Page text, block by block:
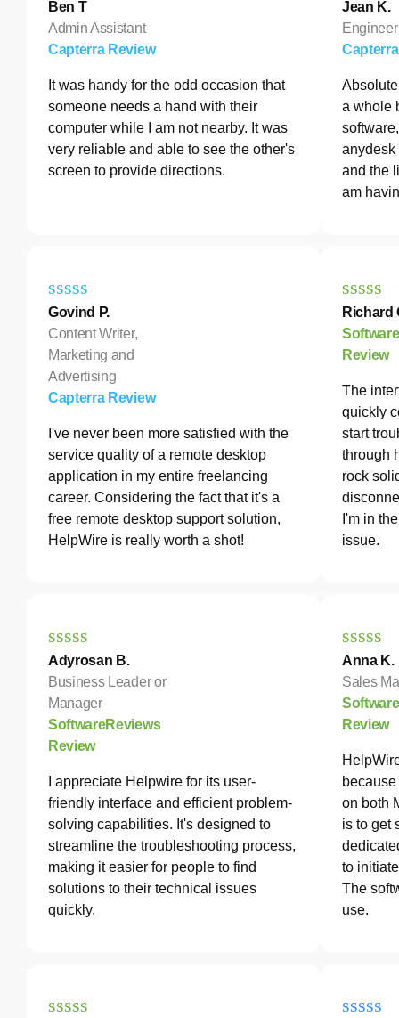
Ben T
Admin Assistant
Capterra Review
It was handy for the odd occasion that
someone needs a hand with their
computer while I am not nearby. It was
very reliable and able to see the other's
screen to provide directions.
Jean K.
Engineer
a whole
anydesk
and the
am
Govind P.
Content Writer,
Marketing and
Advertising
Capterra Review
I've never been more satisfied with the
service quality of a remote desktop
application in my entire freelancing
career. Considering the fact that it's a
free remote desktop support solution,
HelpWire is really worth a shot!
Richard
Review
The
quickly
start
through
rock
I'm in
issue.
Adyrosan B.
Business Leader or
Manager
SoftwareReviews
Review
I appreciate Helpwire for its user-
friendly interface and efficient problem-
solving capabilities. It's designed to
streamline the troubleshooting process,
making it easier for people to find
solutions to their technical issues
quickly.
Anna K.
Sales
Review
on both
is to get
to
The
use.